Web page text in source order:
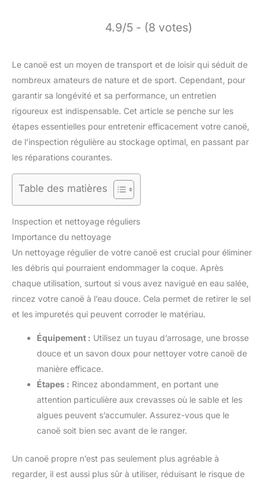
4.9/5 - (8 votes)
Le canoë est un moyen de transport et de loisir qui séduit de
nombreux amateurs de nature et de sport. Cependant, pour
garantir sa longévité et sa performance, un entretien
rigoureux est indispensable. Cet article se penche sur les
étapes essentielles pour entretenir efficacement votre canoë,
de l’inspection régulière au stockage optimal, en passant par
les réparations courantes.
Table des matières
Inspection et nettoyage réguliers
Importance du nettoyage
Un nettoyage régulier de votre canoë est crucial pour éliminer
les débris qui pourraient endommager la coque. Après
chaque utilisation, surtout si vous avez navigué en eau salée,
rincez votre canoë à l’eau douce. Cela permet de retirer le sel
et les impuretés qui peuvent corroder le matériau.
Équipement : Utilisez un tuyau d’arrosage, une brosse
douce et un savon doux pour nettoyer votre canoë de
manière efficace.
Étapes : Rincez abondamment, en portant une
attention particulière aux crevasses où le sable et les
algues peuvent s’accumuler. Assurez-vous que le
canoë soit bien sec avant de le ranger.
Un canoë propre n’est pas seulement plus agréable à
regarder, il est aussi plus sûr à utiliser, réduisant le risque de